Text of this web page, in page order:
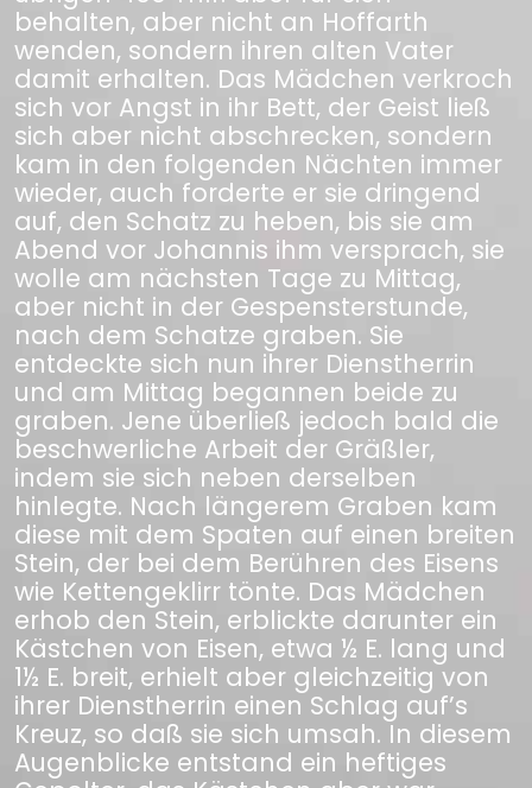
behalten, aber nicht an Hoffarth
wenden, sondern ihren alten Vater
damit erhalten. Das Mädchen verkroch
sich vor Angst in ihr Bett, der Geist ließ
sich aber nicht abschrecken, sondern
kam in den folgenden Nächten immer
wieder, auch forderte er sie dringend
auf, den Schatz zu heben, bis sie am
Abend vor Johannis ihm versprach, sie
wolle am nächsten Tage zu Mittag,
aber nicht in der Gespensterstunde,
nach dem Schatze graben. Sie
entdeckte sich nun ihrer Dienstherrin
und am Mittag begannen beide zu
graben. Jene überließ jedoch bald die
beschwerliche Arbeit der Gräßler,
indem sie sich neben derselben
hinlegte. Nach längerem Graben kam
diese mit dem Spaten auf einen breiten
Stein, der bei dem Berühren des Eisens
wie Kettengeklirr tönte. Das Mädchen
erhob den Stein, erblickte darunter ein
Kästchen von Eisen, etwa ½ E. lang und
1½ E. breit, erhielt aber gleichzeitig von
ihrer Dienstherrin einen Schlag auf’s
Kreuz, so daß sie sich umsah. In diesem
Augenblicke entstand ein heftiges